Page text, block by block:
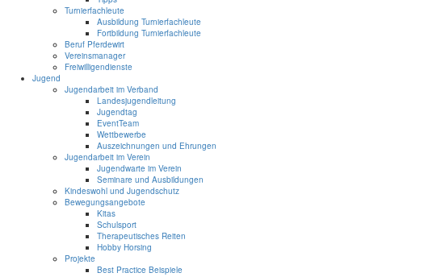
Turnierfachleute
Ausbildung Turnierfachleute
Fortbildung Turnierfachleute
Beruf Pferdewirt
Vereinsmanager
Freiwilligendienste
Jugend
Jugendarbeit im Verband
Landesjugendleitung
Jugendtag
EventTeam
Wettbewerbe
Auszeichnungen und Ehrungen
Jugendarbeit im Verein
Jugendwarte im Verein
Seminare und Ausbildungen
Kindeswohl und Jugendschutz
Bewegungsangebote
Kitas
Schulsport
Therapeutisches Reiten
Hobby Horsing
Projekte
Best Practice Beispiele